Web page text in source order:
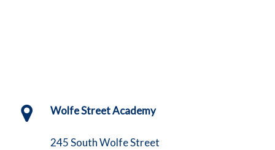
Wolfe Street Academy
245 South Wolfe Street